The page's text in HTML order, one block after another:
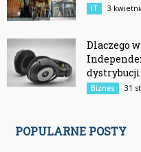
IT 3
Dlaczego
Biznes 31
POPULARNE POSTY